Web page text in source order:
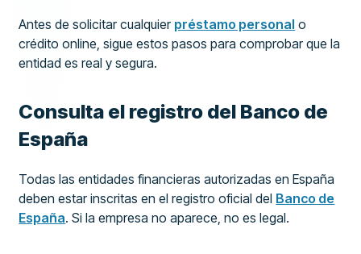
Antes de solicitar cualquier préstamo personal o
crédito online, sigue estos pasos para comprobar que la
entidad es real y segura.
Consulta el registro del Banco de
España
Todas las entidades financieras autorizadas en España
deben estar inscritas en el registro oficial del Banco de
España. Si la empresa no aparece, no es legal.